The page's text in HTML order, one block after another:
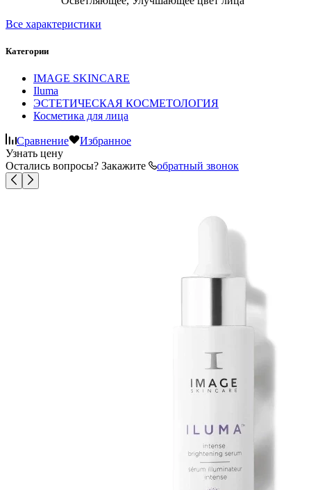
Все характеристики
Категории
IMAGE SKINCARE
Iluma
ЭСТЕТИЧЕСКАЯ КОСМЕТОЛОГИЯ
Косметика для лица
Сравнение
Избранное
Узнать цену
Остались вопросы? Закажите
обратный звонок